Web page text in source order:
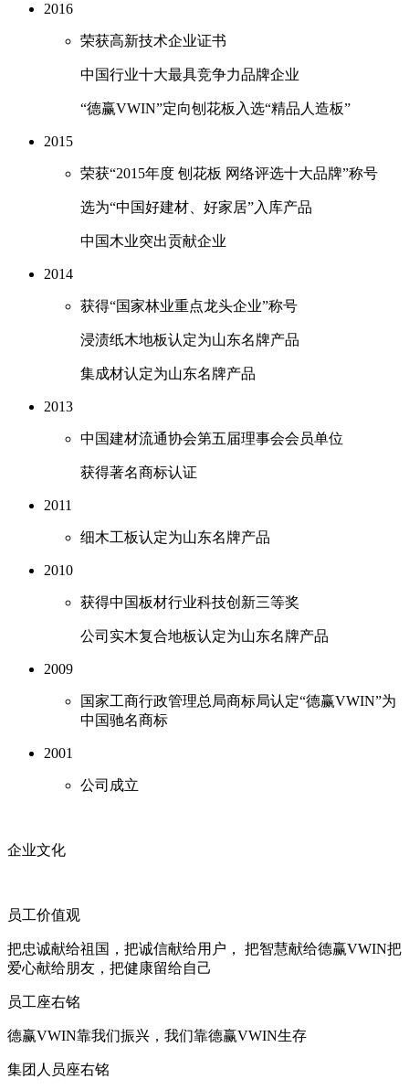
2016
荣获高新技术企业证书
中国行业十大最具竞争力品牌企业
“德赢VWIN”定向刨花板入选“精品人造板”
2015
荣获“2015年度 刨花板 网络评选十大品牌”称号
选为“中国好建材、好家居”入库产品
中国木业突出贡献企业
2014
获得“国家林业重点龙头企业”称号
浸渍纸木地板认定为山东名牌产品
集成材认定为山东名牌产品
2013
中国建材流通协会第五届理事会会员单位
获得著名商标认证
2011
细木工板认定为山东名牌产品
2010
获得中国板材行业科技创新三等奖
公司实木复合地板认定为山东名牌产品
2009
国家工商行政管理总局商标局认定“德赢VWIN”为
中国驰名商标
2001
公司成立
企业文化
员工价值观
把忠诚献给祖国，把诚信献给用户， 把智慧献给德赢VWIN把
爱心献给朋友，把健康留给自己
员工座右铭
德赢VWIN靠我们振兴，我们靠德赢VWIN生存
集团人员座右铭